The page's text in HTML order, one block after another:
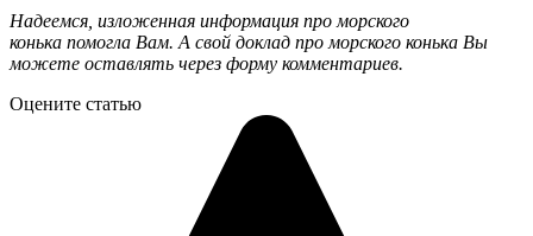
Надеемся, изложенная информация про морского
конька помогла Вам. А свой доклад про морского конька Вы
можете оставлять через форму комментариев.
Оцените статью